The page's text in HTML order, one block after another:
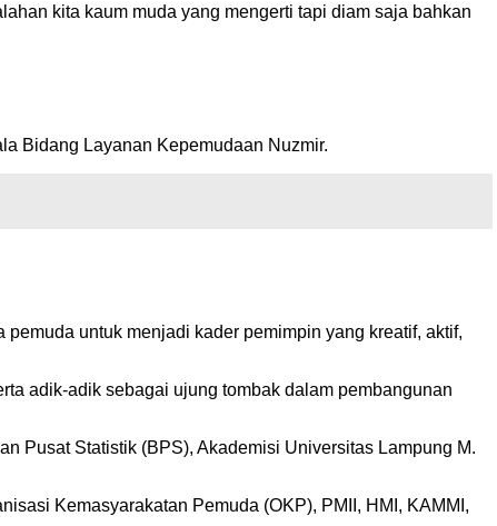
kita kaum muda yang mengerti tapi diam saja bahkan
Bidang Layanan Kepemudaan Nuzmir.
untuk menjadi kader pemimpin yang kreatif, aktif,
adik-adik sebagai ujung tombak dalam pembangunan
Pusat Statistik (BPS), Akademisi Universitas Lampung M.
Kemasyarakatan Pemuda (OKP), PMII, HMI, KAMMI,